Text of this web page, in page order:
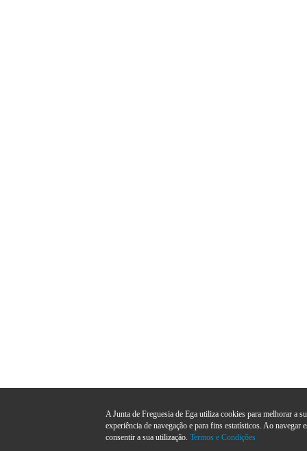
A Junta de Freguesia de Ega utiliza cookies para melhorar a
experiência de navegação e para fins estatísticos. Ao navegar
consentir a sua utilização. Termos e Condições